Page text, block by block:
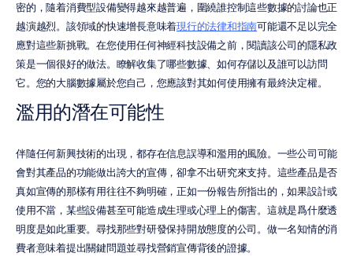
密的，隨着消費型設備變得越來越普遍，圍繞誰控制這些數據的討論也正
越演越烈。該領域的快速增長意味着現行的法律和指南可能還不足以完全
應對這些新挑戰。在您使用任何神經科技設備之前，閱讀該公司的隱私政
策是一個很好的做法。瞭解收集了哪些數據、如何存儲以及誰可以訪問
它。您的大腦數據屬於您自己，您應該對其如何使用擁有最終決定權。
濫用的潛在可能性
伴隨任何新興技術的出現，都存在信息誤導和濫用的風險。一些公司可能
會對其產品的功能做出誇大的宣傳，卻拿不出研究來支持。這些產品是否
真如宣傳的那樣有用往往不夠明確，正如一份報告所指出的，如果設計或
使用不當，某些設備甚至可能造成生理或心理上的傷害。這就是爲什麼透
明度是如此重要。尋找那些對研發保持開放態度的公司。做一名知情的消
費者意味着提出關鍵問題並尋找營銷宣傳背後的證據。